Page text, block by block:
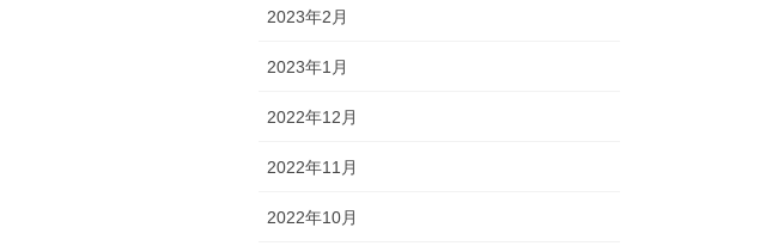
2023年2月
2023年1月
2022年12月
2022年11月
2022年10月